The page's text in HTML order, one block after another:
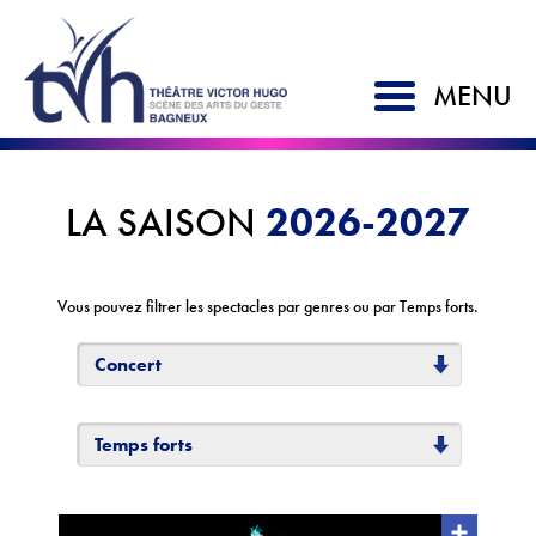
MENU
LE TVH
Historique
L'équipe
LA SAISON 2026-2027
Vous pouvez filtrer les spectacles par genres ou par Temps forts.
Concert
Temps forts